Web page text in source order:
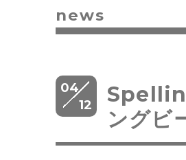
news
04
12
ングビ